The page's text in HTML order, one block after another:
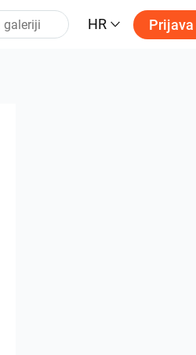
HR Prijava